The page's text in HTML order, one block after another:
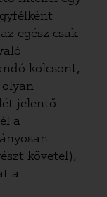
egész csak
kölcsönt,
jelentő
a
követel),
a